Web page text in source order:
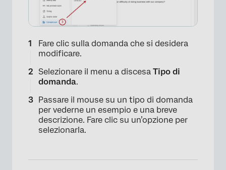
Fare clic sulla domanda che si desidera
modificare.
Selezionare il menu a discesa Tipo di
domanda.
Passare il mouse su un tipo di domanda
per vederne un esempio e una breve
descrizione. Fare clic su un’opzione per
selezionarla.